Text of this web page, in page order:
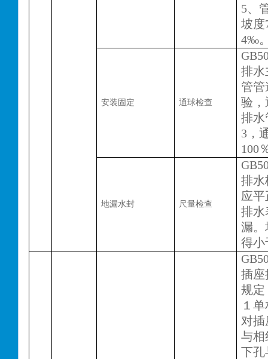
5、
坡
4‰
安装固定 通球检查
排水
管管
验，
排水
3，
100
地漏水封 尺量检查
排水
应
排水
漏。
得小
插座
规定
１
对
与相
下孔